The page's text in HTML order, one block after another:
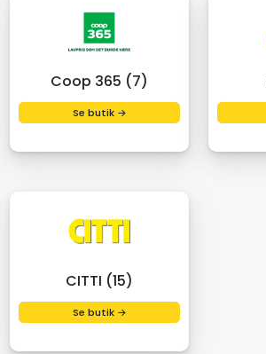
Coop 365 (7)
Se butik →
CITTI (15)
Se butik →